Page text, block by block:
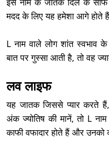
मदद के लिए यह हमेशा आगे होते
L नाम वाले लोग शांत स्वभाव
बात पर गुस्सा आती है, तो वह
लव लाइफ
यह जातक जिससे प्यार करते
अंक ज्योतिष की मानें, तो L
काफी वफादार होते हैं और उनको